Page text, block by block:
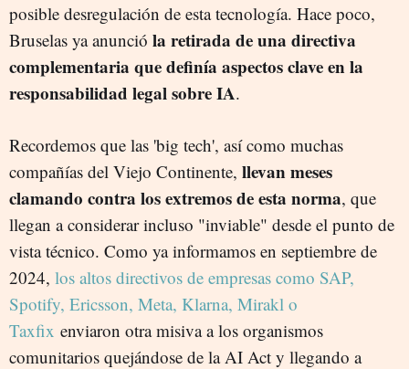
posible desregulación de esta tecnología. Hace poco,
Bruselas ya anunció la retirada de una directiva
complementaria que definía aspectos clave en la
responsabilidad legal sobre IA.
Recordemos que las 'big tech', así como muchas
compañías del Viejo Continente, llevan meses
clamando contra los extremos de esta norma, que
llegan a considerar incluso "inviable" desde el punto de
vista técnico. Como ya informamos en septiembre de
2024, los altos directivos de empresas como SAP,
Spotify, Ericsson, Meta, Klarna, Mirakl o
Taxfix enviaron otra misiva a los organismos
comunitarios quejándose de la AI Act y llegando a